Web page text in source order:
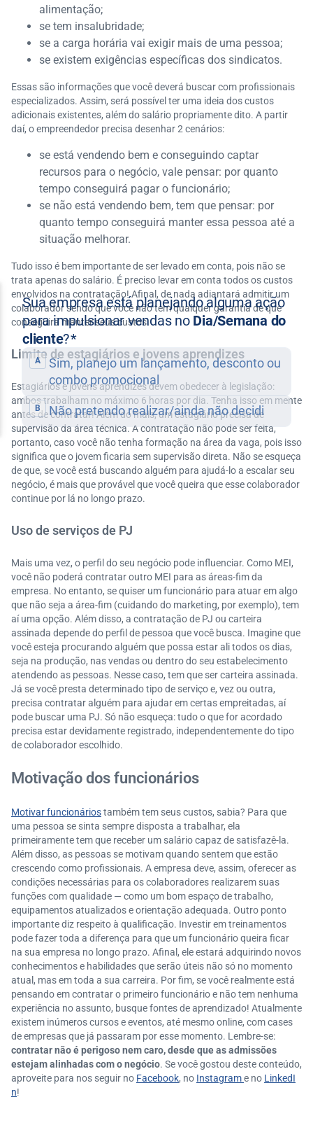
alimentação;
se tem insalubridade;
se a carga horária vai exigir mais de uma pessoa;
se existem exigências específicas dos sindicatos.
Essas são informações que você deverá buscar com profissionais
especializados. Assim, será possível ter uma ideia dos custos
adicionais existentes, além do salário propriamente dito. A partir
daí, o empreendedor precisa desenhar 2 cenários:
se está vendendo bem e conseguindo captar
recursos para o negócio, vale pensar: por quanto
tempo conseguirá pagar o funcionário;
se não está vendendo bem, tem que pensar: por
quanto tempo conseguirá manter essa pessoa até a
situação melhorar.
Tudo isso é bem importante de ser levado em conta, pois não se
trata apenas do salário. É preciso levar em conta todos os custos
envolvidos na contratação! Afinal, de nada adiantará admitir um
colaborador sendo que você não tem qualquer garantia de que
conseguirá manter seus custos.
Limite de estagiários e jovens aprendizes
Estagiários e jovens aprendizes devem obedecer à legislação:
ambos trabalham no máximo 6 horas por dia. Tenha isso em mente
antes de contratar! Além do mais, um estagiário precisa de
supervisão da área técnica. A contratação não pode ser feita,
portanto, caso você não tenha formação na área da vaga, pois isso
significa que o jovem ficaria sem supervisão direta. Não se esqueça
de que, se você está buscando alguém para ajudá-lo a escalar seu
negócio, é mais que provável que você queira que esse colaborador
continue por lá no longo prazo.
Uso de serviços de PJ
Mais uma vez, o perfil do seu negócio pode influenciar. Como MEI,
você não poderá contratar outro MEI para as áreas-fim da
empresa. No entanto, se quiser um funcionário para atuar em algo
que não seja a área-fim (cuidando do marketing, por exemplo), tem
aí uma opção. Além disso, a contratação de PJ ou carteira
assinada depende do perfil de pessoa que você busca. Imagine que
você esteja procurando alguém que possa estar ali todos os dias,
seja na produção, nas vendas ou dentro do seu estabelecimento
atendendo as pessoas. Nesse caso, tem que ser carteira assinada.
Já se você presta determinado tipo de serviço e, vez ou outra,
precisa contratar alguém para ajudar em certas empreitadas, aí
pode buscar uma PJ. Só não esqueça: tudo o que for acordado
precisa estar devidamente registrado, independentemente do tipo
de colaborador escolhido.
Motivação dos funcionários
Motivar funcionáriostambém tem seus custos, sabia? Para que
uma pessoa se sinta sempre disposta a trabalhar, ela
primeiramente tem que receber um salário capaz de satisfazê-la.
Além disso, as pessoas se motivam quando sentem que estão
crescendo como profissionais. A empresa deve, assim, oferecer as
condições necessárias para os colaboradores realizarem suas
funções com qualidade — como um bom espaço de trabalho,
equipamentos atualizados e orientação adequada. Outro ponto
importante diz respeito à qualificação. Investir em treinamentos
pode fazer toda a diferença para que um funcionário queira ficar
na sua empresa no longo prazo. Afinal, ele estará adquirindo novos
conhecimentos e habilidades que serão úteis não só no momento
atual, mas em toda a sua carreira. Por fim, se você realmente está
pensando em contratar o primeiro funcionário e não tem nenhuma
experiência no assunto, busque fontes de aprendizado! Atualmente
existem inúmeros cursos e eventos, até mesmo online, com cases
de empresas que já passaram por esse momento. Lembre-se:
contratar não é perigoso nem caro, desde que as admissões
estejam alinhadas com o negócio. Se você gostou deste conteúdo,
aproveite para nos seguir no Facebook, no Instagrame no LinkedI
n!